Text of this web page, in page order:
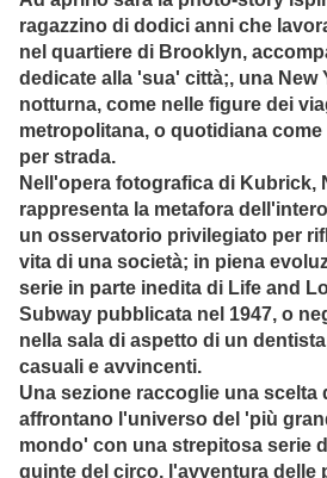
ragazzino di dodici anni che
nel quartiere di Brooklyn,
dedicate alla 'sua' città;, una New
notturna, come nelle figure dei
metropolitana, o quotidiana
per strada.
Nell'opera fotografica di Kubrick,
rappresenta la metafora
un osservatorio privilegiato per
vita di una società; in piena
serie in parte inedita di Life and
Subway pubblicata nel 1947, o
nella sala di aspetto di un
casuali e avvincenti.
Una sezione raccoglie una scelta
affrontano l'universo del 'più
mondo' con una strepitosa serie
quinte del circo, l'avventura delle